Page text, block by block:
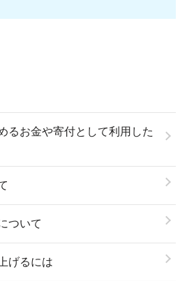
るお金や寄付として利用した
ついて
げるには